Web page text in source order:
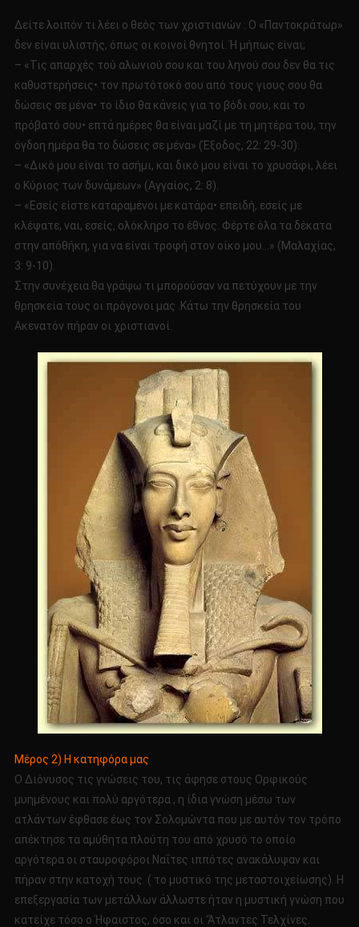
Δείτε λοιπόν τι λέει ο θεός των χριστιανών : Ο «Παντοκράτωρ»
δεν είναι υλιστής, όπως οι κοινοί θνητοί. Ή μήπως είναι;
– «Τις απαρχές τού αλωνιού σου και του ληνού σου δεν θα τις
καθυστερήσεις• τον πρωτότοκό σου από τους γιους σου θα
δώσεις σε μένα• το ίδιο θα κάνεις για το βόδι σου, και το
πρόβατό σου• επτά ημέρες θα είναι μαζί με τη μητέρα του, την
όγδοη ημέρα θα το δώσεις σε μένα» (Έξοδος, 22: 29-30).
– «Δικό μου είναι το ασήμι, και δικό μου είναι το χρυσάφι, λέει
ο Κύριος των δυνάμεων» (Αγγαίος, 2: 8).
– «Εσείς είστε καταραμένοι με κατάρα• επειδή, εσείς με
κλέψατε, ναι, εσείς, ολόκληρο το έθνος. Φέρτε όλα τα δέκατα
στην απόθήκη, για να είναι τροφή στον οίκο μου…» (Μαλαχίας,
3: 9-10).
Στην συνέχεια θα γράψω τι μπορούσαν να πετύχουν με την
θρησκεία τους οι πρόγονοι μας .Κάτω την θρησκεία του
Ακενατόν πήραν οι χριστιανοί.
Μέρος 2) Η κατηφόρα μας
Ο Διόνυσος τις γνώσεις του, τις άφησε στους Ορφικούς
μυημένους και πολύ αργότερα , η ίδια γνώση μέσω των
ατλάντων έφθασε έως τον Σολομώντα που με αυτόν τον τρόπο
απέκτησε τα αμύθητα πλούτη του από χρυσό το οποίο
αργότερα οι σταυροφόροι Ναΐτες ιππότες ανακάλυψαν και
πήραν στην κατοχή τους. ( το μυστικό της μεταστοιχείωσης). Η
επεξεργασία των μετάλλων άλλωστε ήταν η μυστική γνώση που
κατείχε τόσο ο Ήφαιστος, όσο και οι ‘Άτλαντες Τελχίνες.